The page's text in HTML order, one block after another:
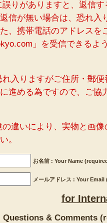
誤りがありますと、返信
信が無い場合は、恐れ入
、携帯電話のアドレスを
」を受信できるよ
れ入りますがご住所・郵
進める為ですので、ご協
の違いにより、実物と画
。
お名前 : Your Name
メールアドレス : Your
for
Questions & Comments